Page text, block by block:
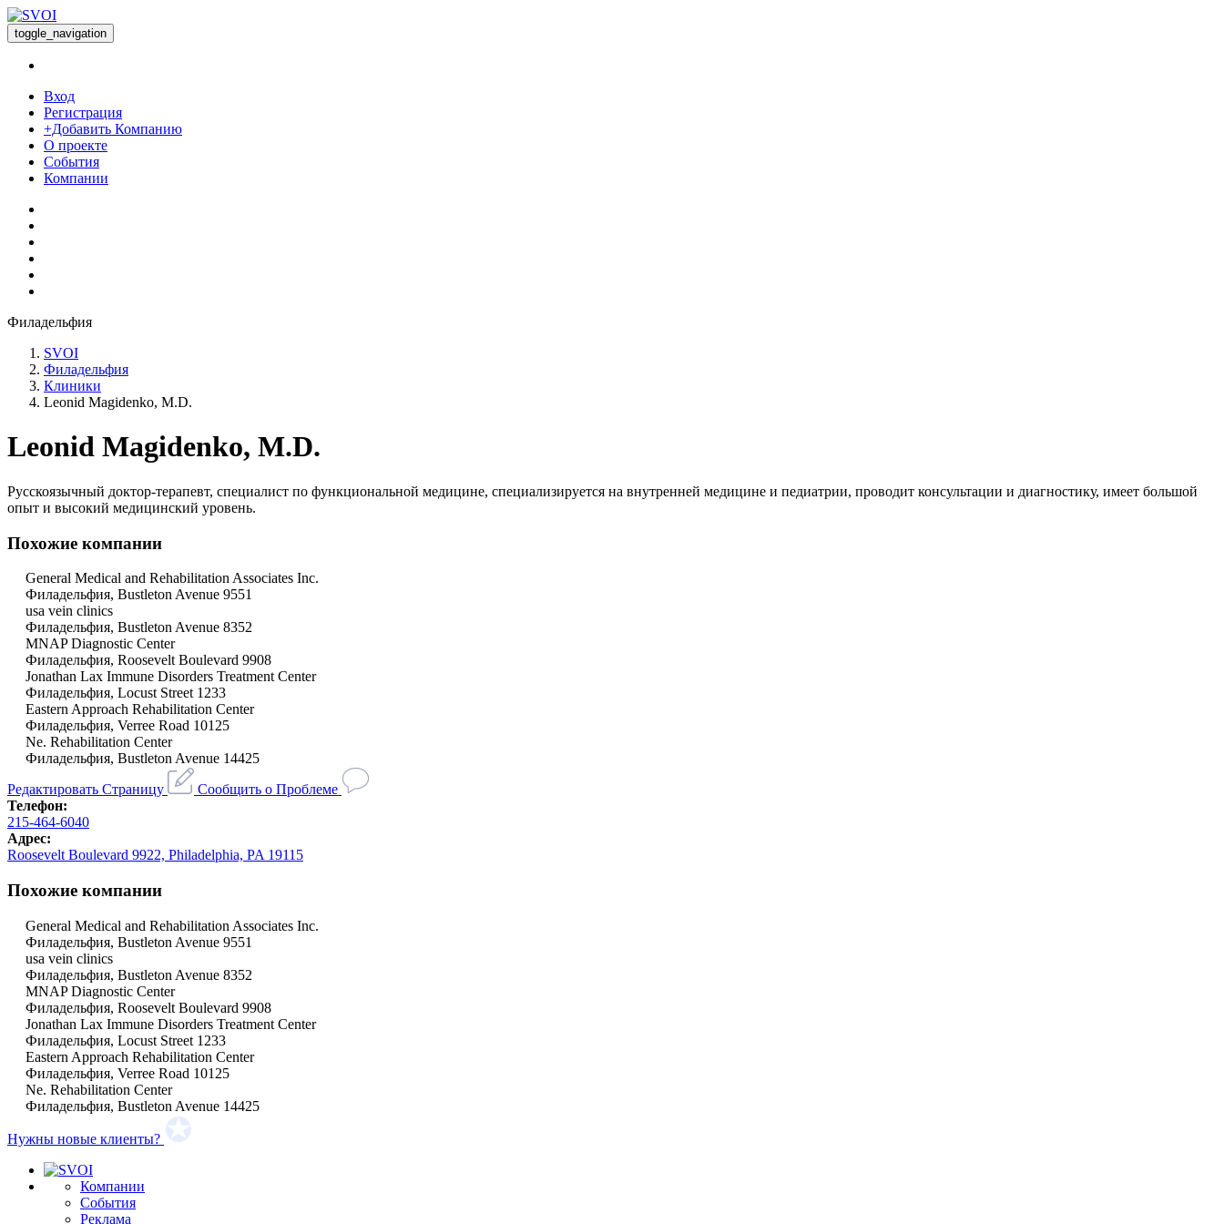
toggle_navigation
Вход
Регистрация
+Добавить Компанию
О проекте
События
Компании
Филадельфия
SVOI
Филадельфия
Клиники
Leonid Magidenko, M.D.
Leonid Magidenko, M.D.
Русскоязычный доктор-терапевт, специалист по функциональной медицине, специализируется на внутренней медицине и педиатрии, проводит консультации и диагностику, имеет большой
опыт и высокий медицинский уровень.
Похожие компании
General Medical and Rehabilitation Associates Inc.
Филадельфия, Bustleton Avenue 9551
usa vein clinics
Филадельфия, Bustleton Avenue 8352
MNAP Diagnostic Center
Филадельфия, Roosevelt Boulevard 9908
Jonathan Lax Immune Disorders Treatment Center
Филадельфия, Locust Street 1233
Eastern Approach Rehabilitation Center
Филадельфия, Verree Road 10125
Ne. Rehabilitation Center
Филадельфия, Bustleton Avenue 14425
Редактировать Страницу
Сообщить о Проблеме
Телефон:
215-464-6040
Адрес:
Roosevelt Boulevard 9922, Philadelphia, PA 19115
Похожие компании
General Medical and Rehabilitation Associates Inc.
Филадельфия, Bustleton Avenue 9551
usa vein clinics
Филадельфия, Bustleton Avenue 8352
MNAP Diagnostic Center
Филадельфия, Roosevelt Boulevard 9908
Jonathan Lax Immune Disorders Treatment Center
Филадельфия, Locust Street 1233
Eastern Approach Rehabilitation Center
Филадельфия, Verree Road 10125
Ne. Rehabilitation Center
Филадельфия, Bustleton Avenue 14425
Нужны новые клиенты?
Компании
События
Реклама